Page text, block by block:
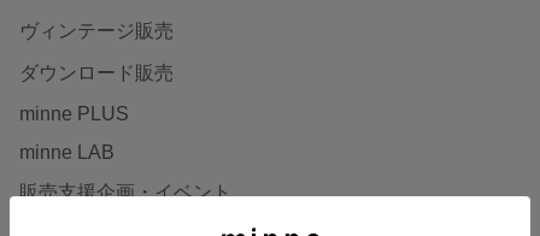
ヴィンテージ販売
ダウンロード販売
minne PLUS
minne LAB
販売支援企画・イベント